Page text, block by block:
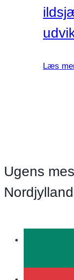
Læs
Ugens